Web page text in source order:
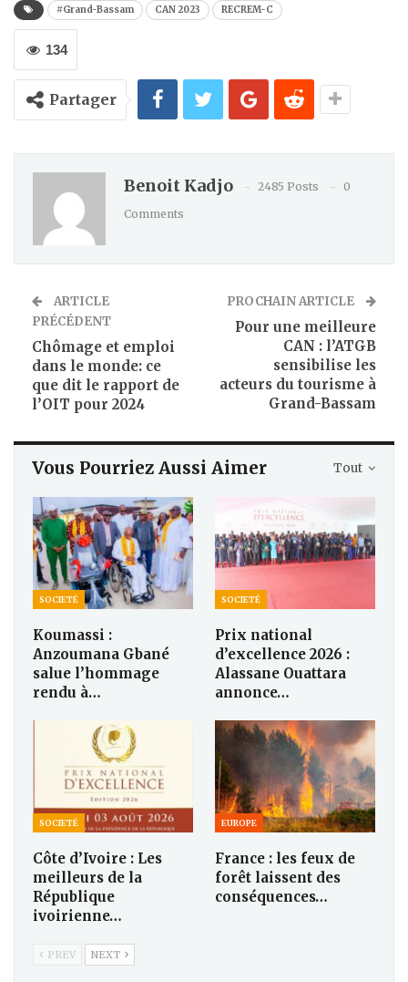
#Grand-Bassam CAN 2023 RECREM-C
134
Partager
Benoit Kadjo 2485 Posts
0
Comments
ARTICLE
PRÉCÉDENT
Chômage et emploi
dans le monde: ce
que dit le rapport de
l’OIT pour 2024
PROCHAIN ARTICLE
Pour une meilleure
CAN : l’ATGB
sensibilise les
acteurs du tourisme à
Grand-Bassam
Tout
Vous Pourriez Aussi Aimer
SOCIETÉ
Koumassi :
Anzoumana Gbané
salue l’hommage
rendu à…
SOCIETÉ
Prix national
d’excellence 2026 :
Alassane Ouattara
annonce…
SOCIETÉ
Côte d’Ivoire : Les
meilleurs de la
République
ivoirienne…
EUROPE
France : les feux de
forêt laissent des
conséquences…
PREV NEXT